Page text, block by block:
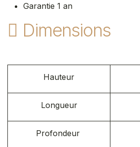
Garantie 1 an
Dimensions
Hauteur
Longueur
Profondeur